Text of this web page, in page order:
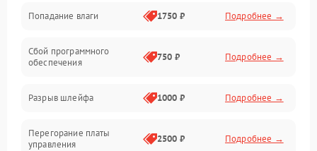
Управление
Электропитание
Попадание влаги 1750 ₽ Подробнее →
Сбой программного
обеспечения
750 ₽ Подробнее →
Разрыв шлейфа 1000 ₽ Подробнее →
Перегорание платы
управления
2500 ₽ Подробнее →